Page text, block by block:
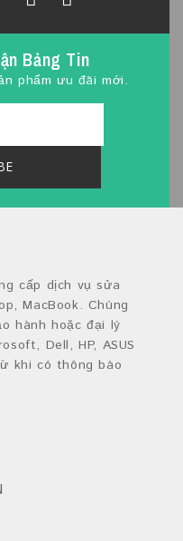
Bảng Tin
phẩm ưu đãi mới.
cấp dịch vụ sửa
MacBook. Chúng
hành hoặc đại lý
Dell, HP, ASUS
khi có thông báo